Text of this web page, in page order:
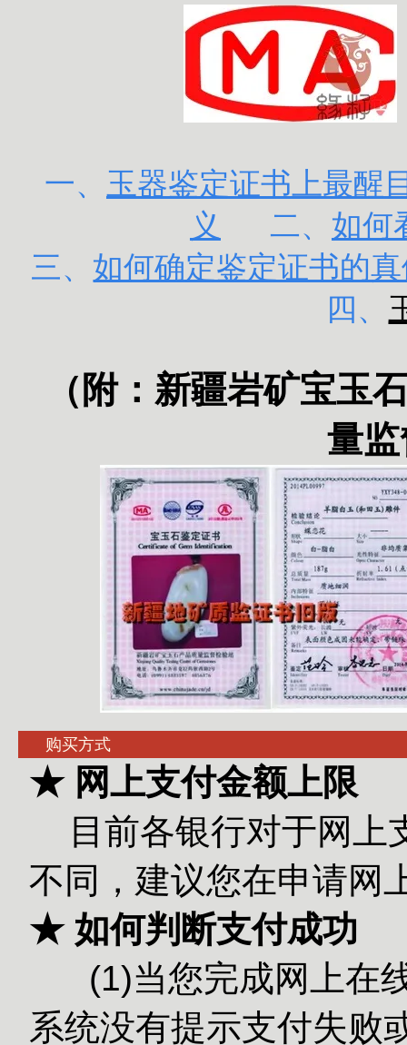
一、 玉器鉴定证书上最醒
义
二、 如何
三、 如何确定鉴定证书的
四、
（附： 新疆岩矿宝玉
量
购买方式
★ 网上支付金额上限
目前各银行对于网
不同，建议您在申请网
★ 如何判断支付成功
(1)当您完成网上在线
系统没有提示支付失败